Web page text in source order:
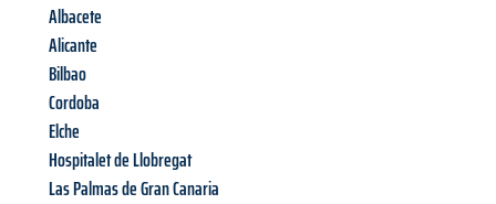
Albacete
Alicante
Bilbao
Cordoba
Elche
Hospitalet de Llobregat
Las Palmas de Gran Canaria